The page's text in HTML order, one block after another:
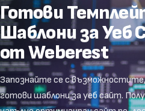
Готови
Шаблони за Уеб
от Weberest
Запознайте се с
готови шаблони за уеб сайт.